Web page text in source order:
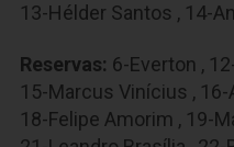
13-Hélder Santos , 14-
Reservas: 6-Everton ,
15-Marcus Vinícius ,
18-Felipe Amorim , 19-